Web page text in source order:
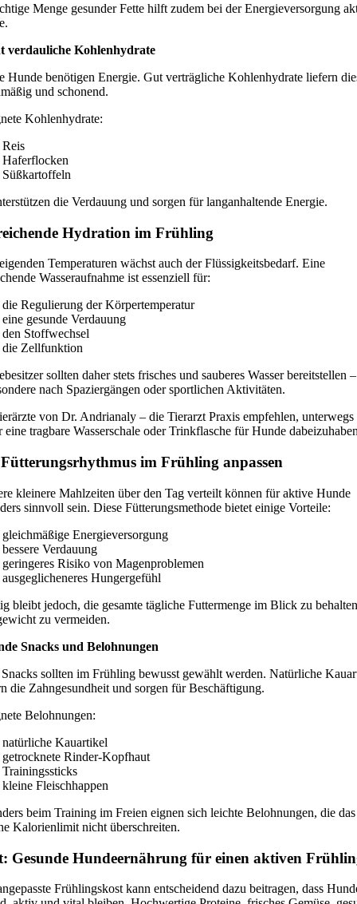
Menge gesunder Fette hilft zudem bei der Energieversorgung
verdauliche Kohlenhydrate
Hunde benötigen Energie. Gut verträgliche Kohlenhydrate liefern
und schonend.
Kohlenhydrate:
Reis
Haferflocken
Süßkartoffeln
die Verdauung und sorgen für langanhaltende Energie.
Hydration im Frühling
Temperaturen wächst auch der Flüssigkeitsbedarf. Eine
Wasseraufnahme ist essenziell für:
die Regulierung der Körpertemperatur
eine gesunde Verdauung
den Stoffwechsel
die Zellfunktion
sollten daher stets frisches und sauberes Wasser bereitstellen –
nach Spaziergängen oder sportlichen Aktivitäten.
von Dr. Andrianaly – die Tierarzt Praxis empfehlen, unterwegs
eine tragbare Wasserschale oder Trinkflasche für Hunde
im Frühling anpassen
kleinere Mahlzeiten über den Tag verteilt können für aktive Hunde
sinnvoll sein. Diese Fütterungsmethode bietet einige Vorteile:
gleichmäßige Energieversorgung
bessere Verdauung
geringeres Risiko von Magenproblemen
ausgeglicheneres Hungergefühl
bleibt jedoch, die gesamte tägliche Futtermenge im Blick zu
zu vermeiden.
Snacks und Belohnungen
sollten im Frühling bewusst gewählt werden. Natürliche
die Zahngesundheit und sorgen für Beschäftigung.
Belohnungen:
natürliche Kauartikel
getrocknete Rinder-Kopfhaut
Trainingssticks
kleine Fleischhappen
beim Training im Freien eignen sich leichte Belohnungen, die das
Kalorienlimit nicht überschreiten.
Gesunde Hundeernährung für einen aktiven
Frühlingskost kann entscheidend dazu beitragen, dass